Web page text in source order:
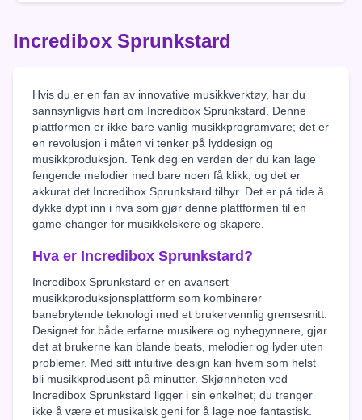
Incredibox Sprunkstard
Hvis du er en fan av innovative musikkverktøy, har du
sannsynligvis hørt om Incredibox Sprunkstard. Denne
plattformen er ikke bare vanlig musikkprogramvare; det er
en revolusjon i måten vi tenker på lyddesign og
musikkproduksjon. Tenk deg en verden der du kan lage
fengende melodier med bare noen få klikk, og det er
akkurat det Incredibox Sprunkstard tilbyr. Det er på tide å
dykke dypt inn i hva som gjør denne plattformen til en
game-changer for musikkelskere og skapere.
Hva er Incredibox Sprunkstard?
Incredibox Sprunkstard er en avansert
musikkproduksjonsplattform som kombinerer
banebrytende teknologi med et brukervennlig grensesnitt.
Designet for både erfarne musikere og nybegynnere, gjør
det at brukerne kan blande beats, melodier og lyder uten
problemer. Med sitt intuitive design kan hvem som helst
bli musikkprodusent på minutter. Skjønnheten ved
Incredibox Sprunkstard ligger i sin enkelhet; du trenger
ikke å være et musikalsk geni for å lage noe fantastisk.